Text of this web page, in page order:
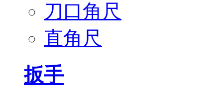
刀口角尺
直角尺
扳手